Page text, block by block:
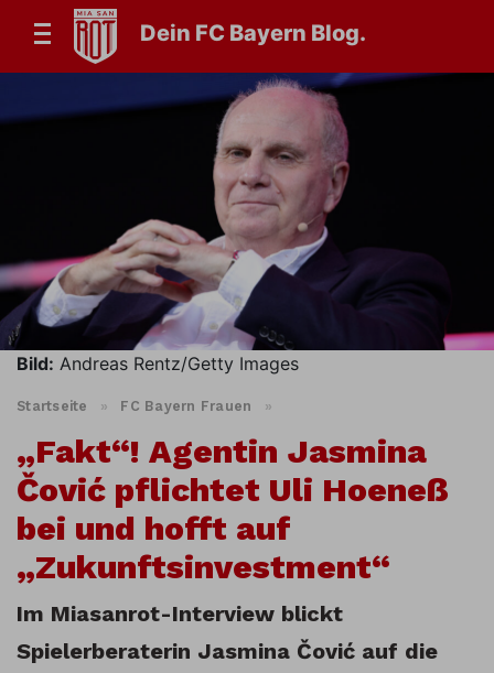
Dein FC Bayern Blog.
Bild: Andreas Rentz/Getty Images
Startseite » FC Bayern Frauen »
„Fakt“! Agentin Jasmina
Čović pflichtet Uli Hoeneß
bei und hofft auf
„Zukunftsinvestment“
Im Miasanrot-Interview blickt
Spielerberaterin Jasmina Čović auf die